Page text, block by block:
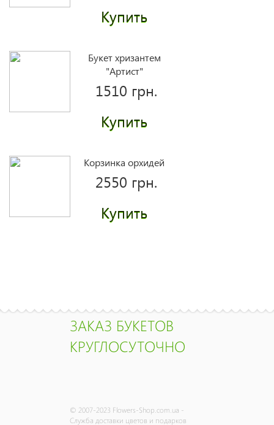
Купить
Букет хризантем
"Артист"
1510 грн.
Купить
Корзинка орхидей
2550 грн.
Купить
1940 грн.
Купить
1430 грн.
ЗАКАЗ БУКЕТОВ
КРУГЛОСУТОЧНО
© 2007-2023 Flowers-Shop.com.ua -
Служба доставки цветов и подарков